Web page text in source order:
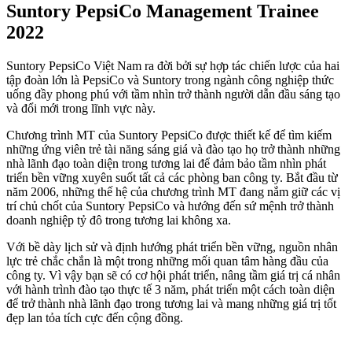
Suntory PepsiCo Management Trainee
2022
Suntory PepsiCo Việt Nam ra đời bởi sự hợp tác chiến lược của hai
tập đoàn lớn là PepsiCo và Suntory trong ngành công nghiệp thức
uống đầy phong phú với tầm nhìn trở thành người dẫn đầu sáng tạo
và đổi mới trong lĩnh vực này.
Chương trình MT của Suntory PepsiCo được thiết kế để tìm kiếm
những ứng viên trẻ tài năng sáng giá và đào tạo họ trở thành những
nhà lãnh đạo toàn diện trong tương lai để đảm bảo tầm nhìn phát
triển bền vững xuyên suốt tất cả các phòng ban công ty. Bắt đầu từ
năm 2006, những thế hệ của chương trình MT đang nắm giữ các vị
trí chủ chốt của Suntory PepsiCo và hướng đến sứ mệnh trở thành
doanh nghiệp tỷ đô trong tương lai không xa.
Với bề dày lịch sử và định hướng phát triển bền vững, nguồn nhân
lực trẻ chắc chắn là một trong những mối quan tâm hàng đầu của
công ty. Vì vậy bạn sẽ có cơ hội phát triển, nâng tầm giá trị cá nhân
với hành trình đào tạo thực tế 3 năm, phát triển một cách toàn diện
để trở thành nhà lãnh đạo trong tương lai và mang những giá trị tốt
đẹp lan tỏa tích cực đến cộng đồng.